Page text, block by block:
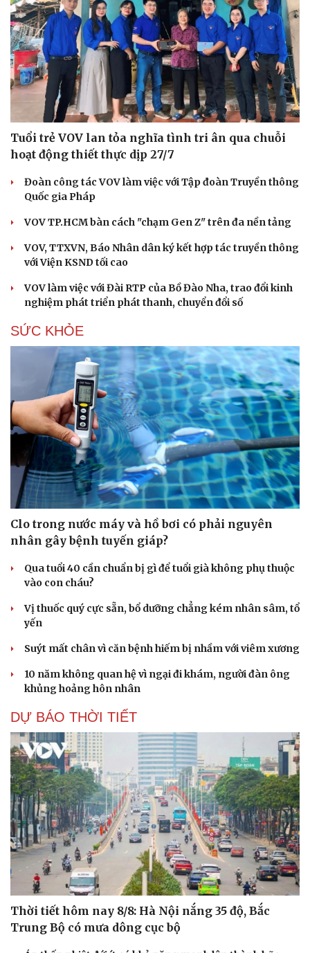
Cải chính
Tuổi trẻ VOV lan tỏa nghĩa tình tri ân qua chuỗi
hoạt động thiết thực dịp 27/7
Đoàn công tác VOV làm việc với Tập đoàn Truyền thông
Quốc gia Pháp
VOV TP.HCM bàn cách "chạm Gen Z" trên đa nền tảng
VOV, TTXVN, Báo Nhân dân ký kết hợp tác truyền thông
với Viện KSND tối cao
VOV làm việc với Đài RTP của Bồ Đào Nha, trao đổi kinh
nghiệm phát triển phát thanh, chuyển đổi số
SỨC KHỎE
Clo trong nước máy và hồ bơi có phải nguyên
nhân gây bệnh tuyến giáp?
Qua tuổi 40 cần chuẩn bị gì để tuổi già không phụ thuộc
vào con cháu?
Vị thuốc quý cực sẵn, bổ dưỡng chẳng kém nhân sâm, tổ
yến
Suýt mất chân vì căn bệnh hiếm bị nhầm với viêm xương
10 năm không quan hệ vì ngại đi khám, người đàn ông
khủng hoảng hôn nhân
DỰ BÁO THỜI TIẾT
Thời tiết hôm nay 8/8: Hà Nội nắng 35 độ, Bắc
Trung Bộ có mưa dông cục bộ